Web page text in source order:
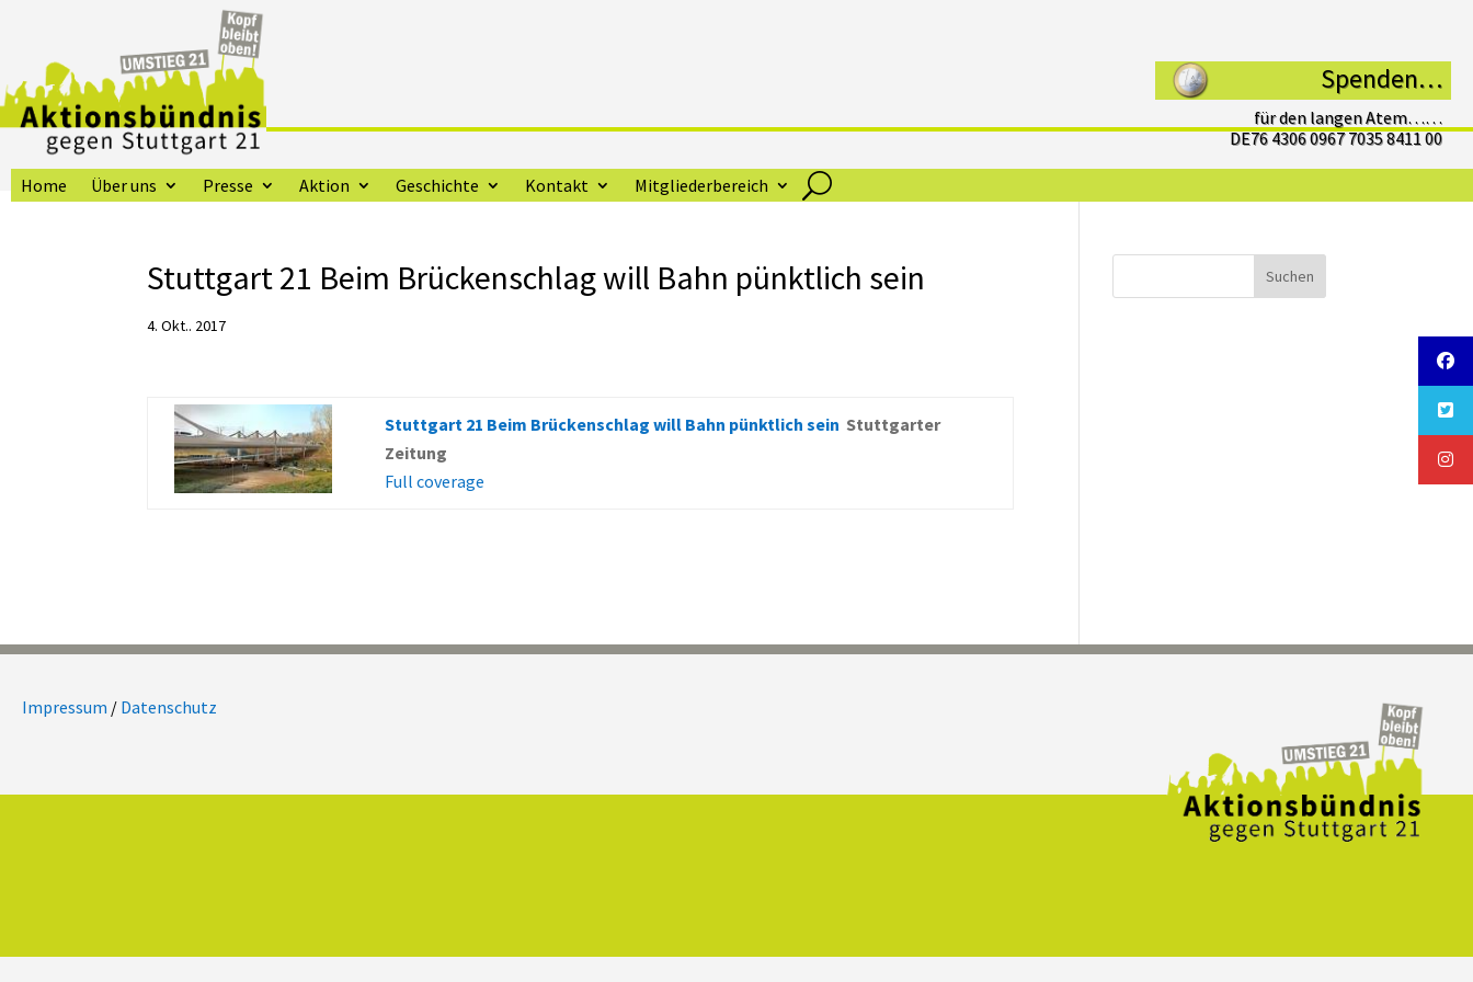
Spenden…
für den langen Atem……
DE76 4306 0967 7035 8411 00
Home Über uns Presse Aktion Geschichte Kontakt Mitgliederbereich
Stuttgart 21 Beim Brückenschlag will Bahn pünktlich sein
4. Okt.. 2017
Stuttgart 21 Beim Brückenschlag will Bahn pünktlich sein Stuttgarter
Zeitung
Full coverage
Suchen
Impressum / Datenschutz